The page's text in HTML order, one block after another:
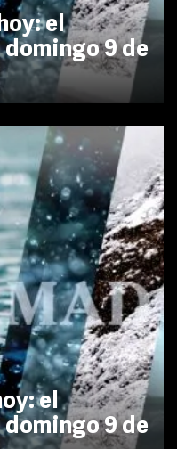
el
9 de
el
9 de